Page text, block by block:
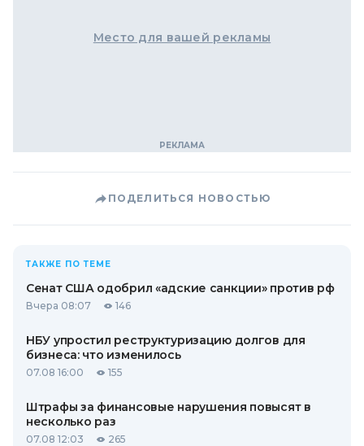
Место для вашей рекламы
ПОДЕЛИТЬСЯ НОВОСТЬЮ
ТАКЖЕ ПО ТЕМЕ
Сенат США одобрил «адские санкции» против рф
Вчера 08:07 146
НБУ упростил реструктуризацию долгов для
бизнеса: что изменилось
07.08 16:00 155
Штрафы за финансовые нарушения повысят в
несколько раз
07.08 12:03 265